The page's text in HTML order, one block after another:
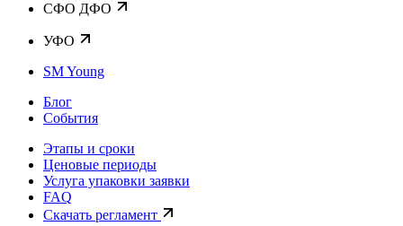
CФО ДФО
УФО
SM Young
Блог
События
Этапы и сроки
Ценовые периоды
Услуга упаковки заявки
FAQ
Скачать регламент